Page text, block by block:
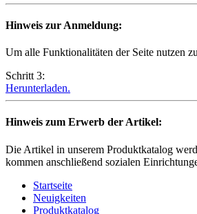
Hinweis zur Anmeldung:
Um alle Funktionalitäten der Seite nutzen
Schritt 3:
Herunterladen.
Hinweis zum Erwerb der Artikel:
Die Artikel in unserem Produktkatalog
kommen anschließend sozialen
Startseite
Neuigkeiten
Produktkatalog